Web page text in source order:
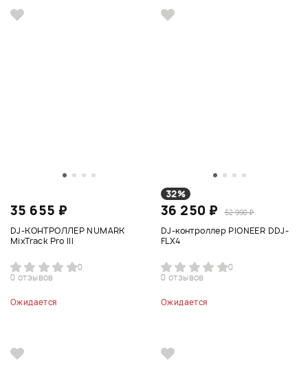
35 655 ₽
DJ-КОНТРОЛЛЕР NUMARK
MixTrack Pro III
0
0 отзывов
Ожидается
32%
36 250 ₽ 52 990 ₽
DJ-контроллер PIONEER DDJ-
FLX4
0
0 отзывов
Ожидается